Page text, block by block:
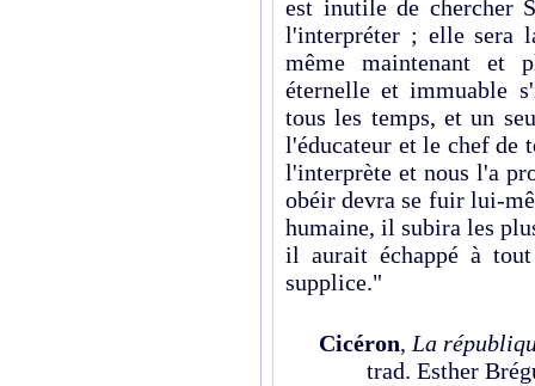
est inutile de chercher
l'interpréter ; elle sera
même maintenant et
éternelle et immuable
tous les temps, et un
l'éducateur et le chef de
l'interprète et nous l'a
obéir devra se fuir lui-
humaine, il subira les
il aurait échappé à
supplice."
Cicéron, La
trad. Esther